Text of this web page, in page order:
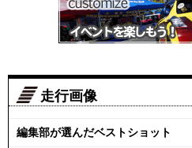
走行画像
編集部が選んだベストショット